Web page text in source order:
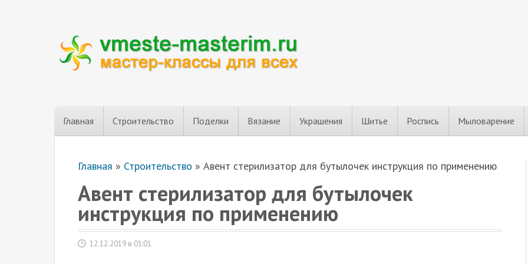
Главная Строительство Поделки Вязание Украшения Шитье Роспись Мыловарение
Главная » Строительство » Авент стерилизатор для бутылочек инструкция по применению
Авент стерилизатор для бутылочек
инструкция по применению
12.12.2019 в 01:01